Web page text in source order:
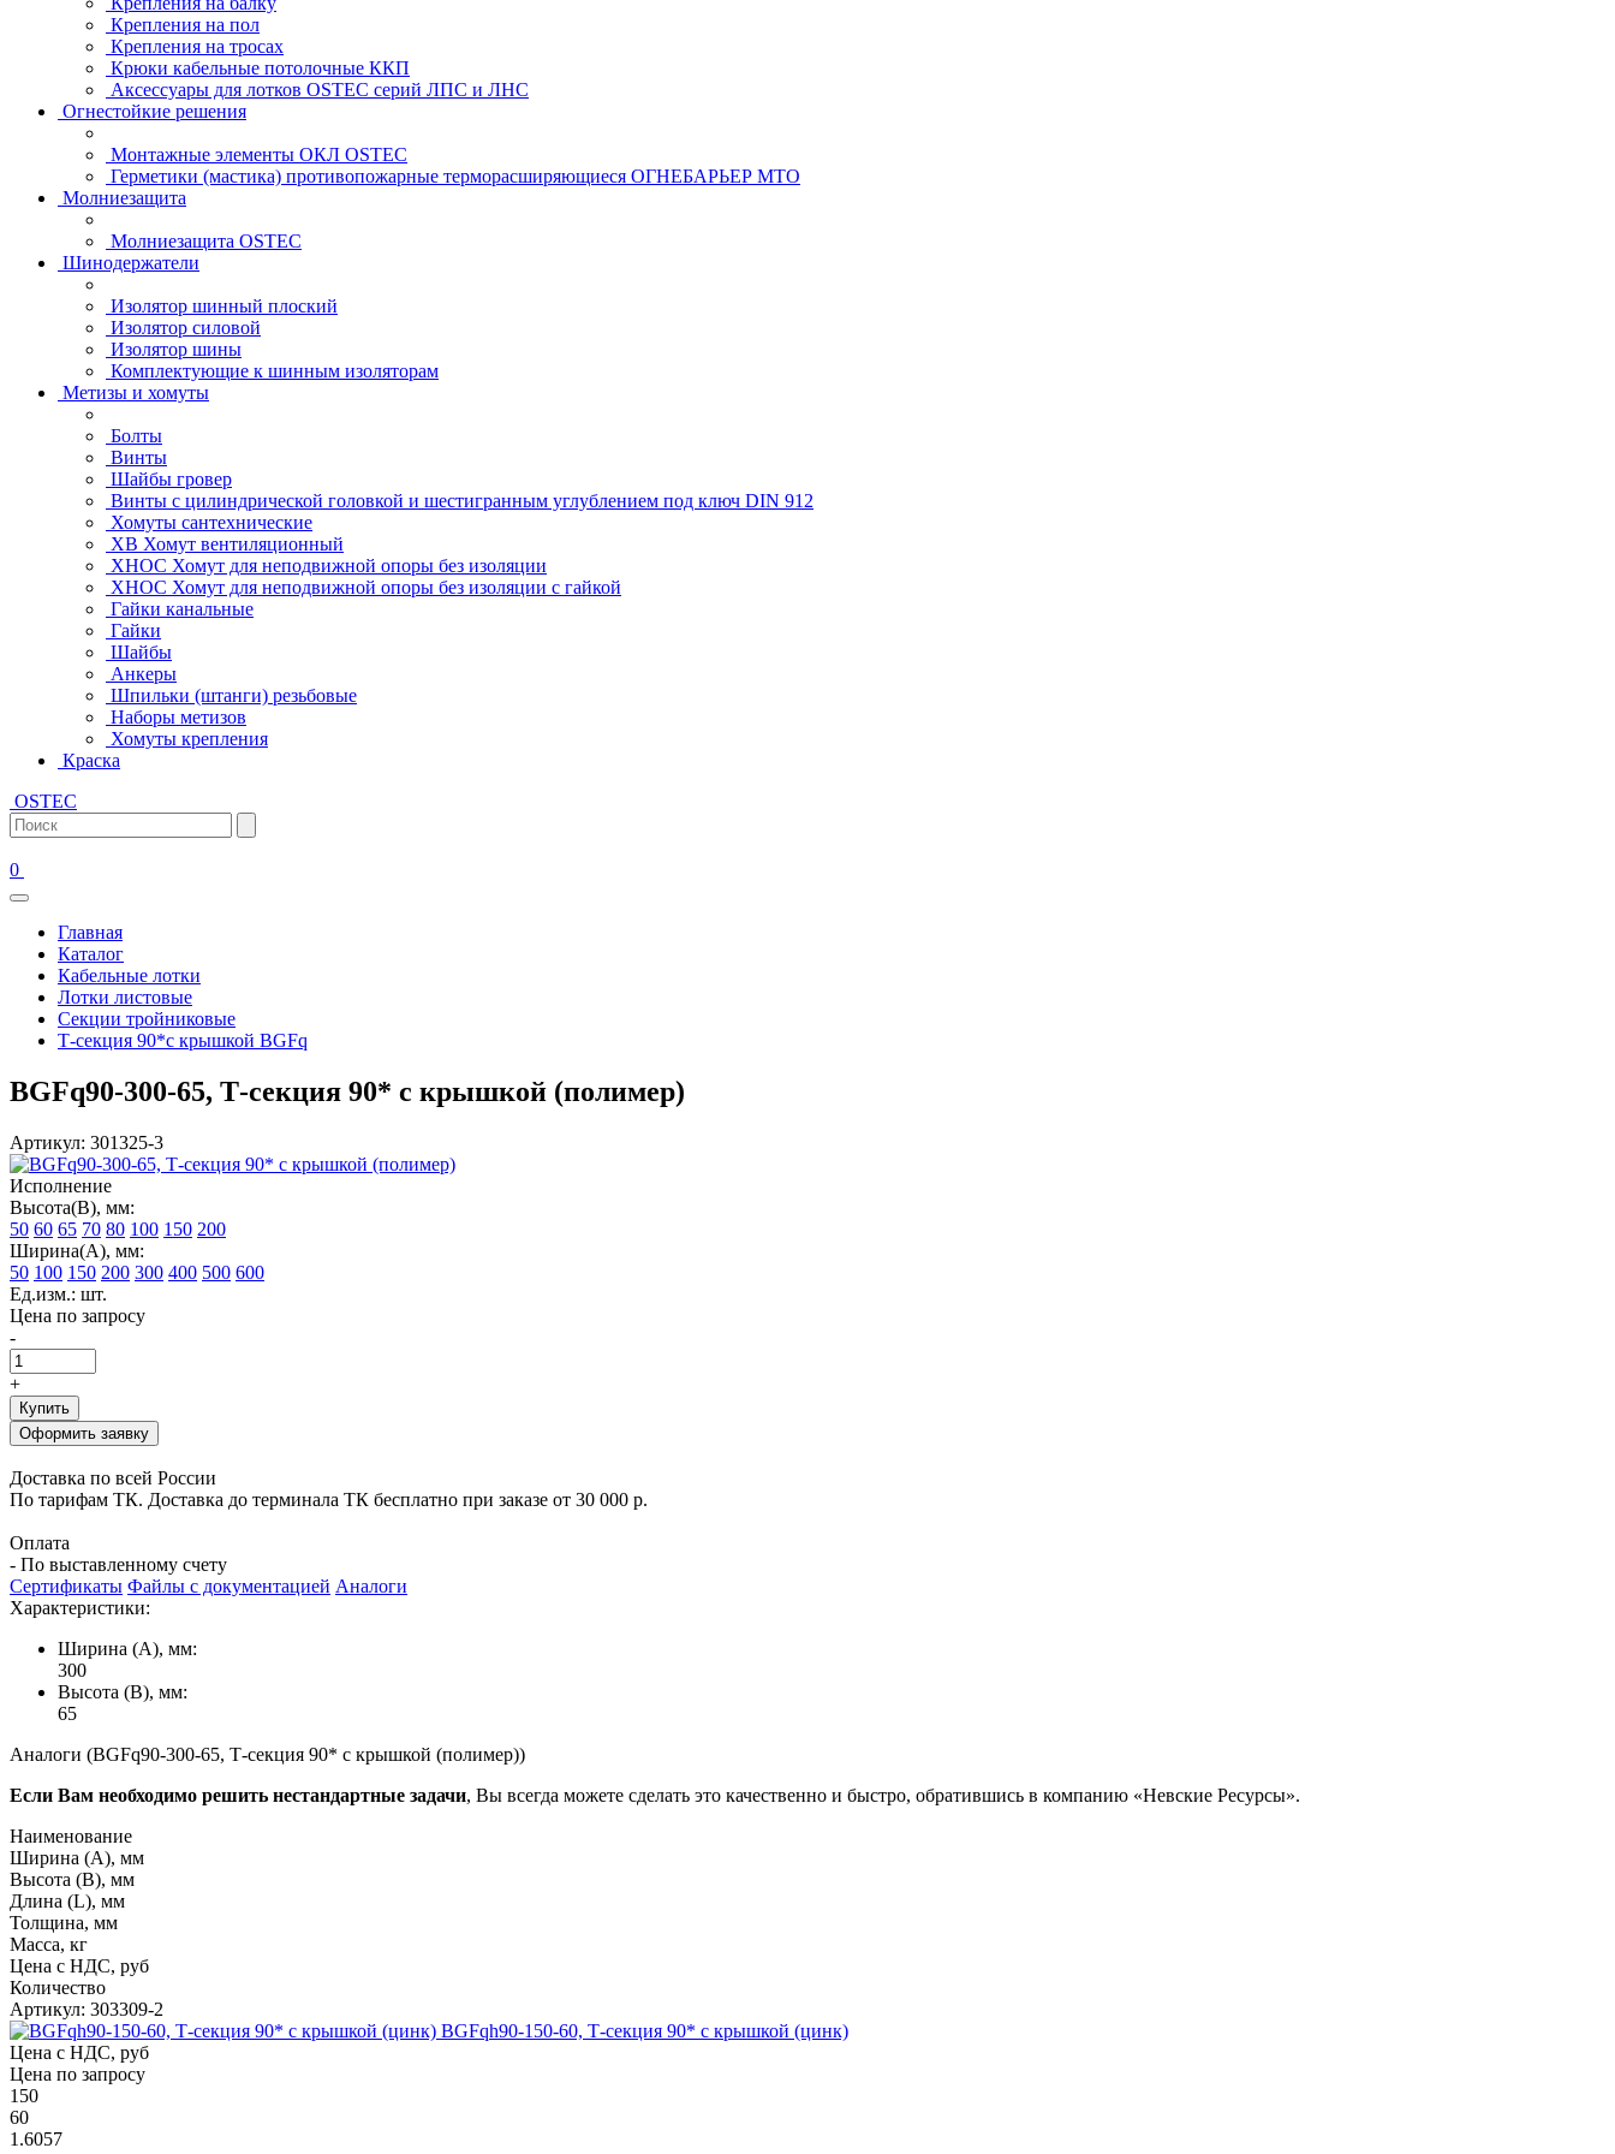
Крепления на пол
Крепления на тросах
Крюки кабельные потолочные ККП
Аксессуары для лотков OSTEC серий ЛПС и ЛНС
Огнестойкие решения
Монтажные элементы ОКЛ OSTEC
Герметики (мастика) противопожарные терморасширяющиеся ОГНЕБАРЬЕР МТО
Молниезащита
Молниезащита OSTEC
Шинодержатели
Изолятор шинный плоский
Изолятор силовой
Изолятор шины
Комплектующие к шинным изоляторам
Метизы и хомуты
Болты
Винты
Шайбы гровер
Винты с цилиндрической головкой и шестигранным углублением под ключ DIN 912
Хомуты сантехнические
ХВ Хомут вентиляционный
ХНОС Хомут для неподвижной опоры без изоляции
ХНОС Хомут для неподвижной опоры без изоляции с гайкой
Гайки канальные
Гайки
Шайбы
Анкеры
Шпильки (штанги) резьбовые
Наборы метизов
Хомуты крепления
Краска
OSTEC
0
Главная
Каталог
Кабельные лотки
Лотки листовые
Секции тройниковые
Т-секция 90*с крышкой BGFq
BGFq90-300-65, Т-секция 90* с крышкой (полимер)
Артикул: 301325-3
Исполнение
Высота(В), мм:
50 60 65 70 80 100 150 200
Ширина(А), мм:
50 100 150 200 300 400 500 600
Ед.изм.: шт.
Цена по запросу
-
+
Купить
Оформить заявку
Доставка по всей России
По тарифам ТК. Доставка до терминала ТК бесплатно при заказе от 30 000 р.
Оплата
- По выставленному счету
Сертификаты Файлы с документацией Аналоги
Характеристики:
Ширина (А), мм:
300
Высота (В), мм:
65
Аналоги (BGFq90-300-65, Т-секция 90* с крышкой (полимер))
Если Вам необходимо решить нестандартные задачи, Вы всегда можете сделать это качественно и быстро, обратившись в компанию «Невские Ресурсы».
Наименование
Ширина (А), мм
Высота (В), мм
Длина (L), мм
Толщина, мм
Масса, кг
Цена с НДС, руб
Количество
Артикул: 303309-2
BGFqh90-150-60, Т-секция 90* с крышкой (цинк)
Цена с НДС, руб
Цена по запросу
150
60
1.6057